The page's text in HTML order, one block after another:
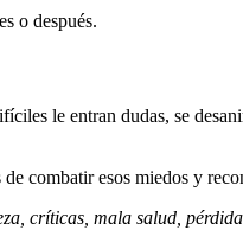
o después.
le entran dudas, se
combatir esos miedos y
críticas, mala salud,